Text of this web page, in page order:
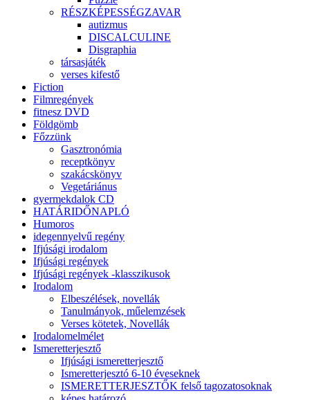
RÉSZKÉPESSÉGZAVAR
autizmus
DISCALCULINE
Disgraphia
társasjáték
verses kifestő
Fiction
Filmregények
fitnesz DVD
Földgömb
Főzzünk
Gasztronómia
receptkönyv
szakácskönyv
Vegetáriánus
gyermekdalok CD
HATÁRIDŐNAPLÓ
Humoros
idegennyelvű regény
Ifjúsági irodalom
Ifjúsági regények
Ifjúsági regények -klasszikusok
Irodalom
Elbeszélések, novellák
Tanulmányok, műelemzések
Verses kötetek, Novellák
Irodalomelmélet
Ismeretterjesztő
Ifjúsági ismeretterjesztő
Ismeretterjesztó 6-10 éveseknek
ISMERETTERJESZTŐK felső tagozatosoknak